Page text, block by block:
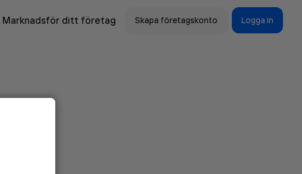
Marknadsför ditt företag Skapa företagskonto Logga in